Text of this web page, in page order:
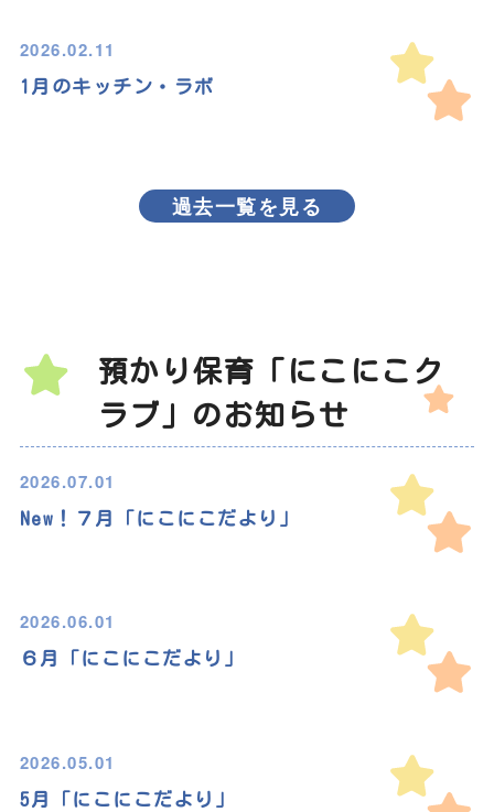
2026.02.11
1月のキッチン・ラボ
過去一覧を見る
預かり保育「にこにこク
ラブ」のお知らせ
2026.07.01
New！７月「にこにこだより」
2026.06.01
６月「にこにこだより」
2026.05.01
5月「にこにこだより」